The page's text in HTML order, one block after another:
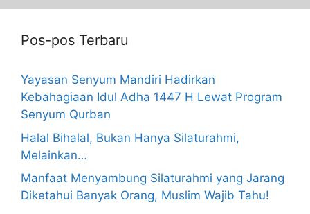
Pos-pos Terbaru
Yayasan Senyum Mandiri Hadirkan
Kebahagiaan Idul Adha 1447 H Lewat Program
Senyum Qurban
Halal Bihalal, Bukan Hanya Silaturahmi,
Melainkan…
Manfaat Menyambung Silaturahmi yang Jarang
Diketahui Banyak Orang, Muslim Wajib Tahu!